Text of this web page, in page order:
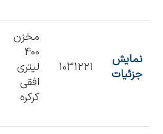
نمایش
جزئیات
1031221
مخزن
400
لیتری
افقی
کرکره